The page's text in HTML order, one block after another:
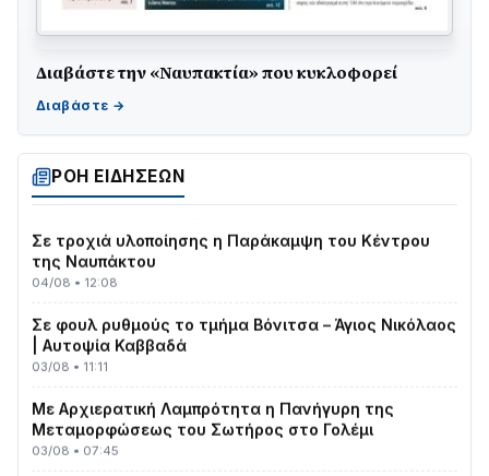
Διαβάστε την «Ναυπακτία» που κυκλοφορεί
ΡΟΗ ΕΙΔΗΣΕΩΝ
ΤΟ ΠΑΡΤΥ ΣΥΝΕΧΙΖΕΤΑΙ…
05/08 • 08:41
Στο σκοτάδι μεγάλο μέρος στο Λυγιά Ναυπάκτου
04/08 • 19:47
της Ναυπάκτου
04/08 • 12:08
| Αυτοψία Καββαδά
03/08 • 11:11
Μεταμορφώσεως του Σωτήρος στο Γολέμι
03/08 • 07:45